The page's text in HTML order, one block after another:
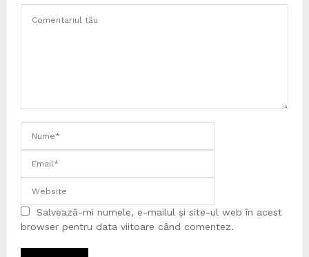
Salvează-mi numele, e-mailul și site-ul web în acest
browser pentru data viitoare când comentez.